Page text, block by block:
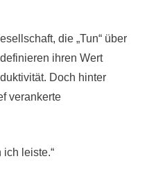
die „Tun“ über
ihren Wert
Doch hinter
verankerte
ich leiste.“